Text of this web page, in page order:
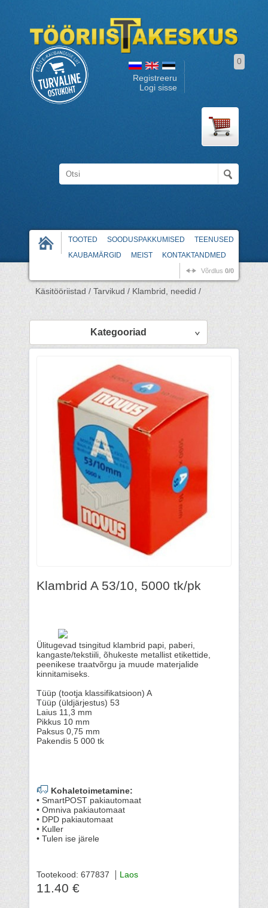
Registreeru
Logi sisse
0
TOOTED SOODUSPAKKUMISED
TEENUSED
KAUBAMÄRGID
MEIST KONTAKTANDMED
Võrdlus 0/0
Käsitööriistad / Tarvikud / Klambrid, needid /
Kategooriad
Klambrid A 53/10, 5000 tk/pk
Ülitugevad tsingitud klambrid papi, paberi,
kangaste/tekstiili, õhukeste metallist etikettide,
peenikese traatvõrgu ja muude materjalide
kinnitamiseks.
Tüüp (tootja klassifikatsioon) A
Tüüp (üldjärjestus) 53
Laius 11,3 mm
Pikkus 10 mm
Paksus 0,75 mm
Pakendis 5 000 tk
Kohaletoimetamine:
• SmartPOST pakiautomaat
• Omniva pakiautomaat
• DPD pakiautomaat
• Kuller
• Tulen ise järele
Tootekood: 677837 Laos
11.40 €